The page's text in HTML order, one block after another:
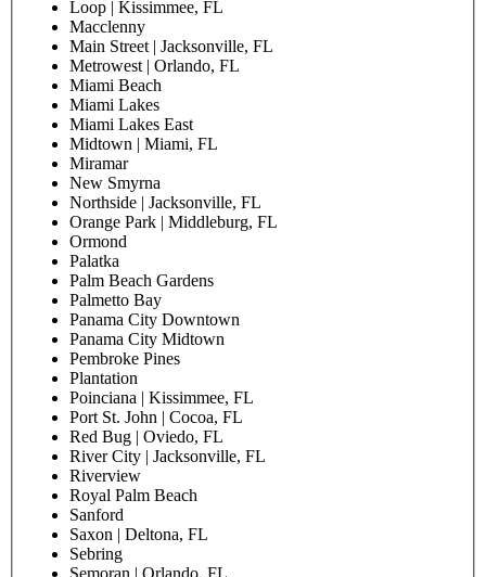
Loop | Kissimmee, FL
Macclenny
Main Street | Jacksonville, FL
Metrowest | Orlando, FL
Miami Beach
Miami Lakes
Miami Lakes East
Midtown | Miami, FL
Miramar
New Smyrna
Northside | Jacksonville, FL
Orange Park | Middleburg, FL
Ormond
Palatka
Palm Beach Gardens
Palmetto Bay
Panama City Downtown
Panama City Midtown
Pembroke Pines
Plantation
Poinciana | Kissimmee, FL
Port St. John | Cocoa, FL
Red Bug | Oviedo, FL
River City | Jacksonville, FL
Riverview
Royal Palm Beach
Sanford
Saxon | Deltona, FL
Sebring
Semoran | Orlando, FL